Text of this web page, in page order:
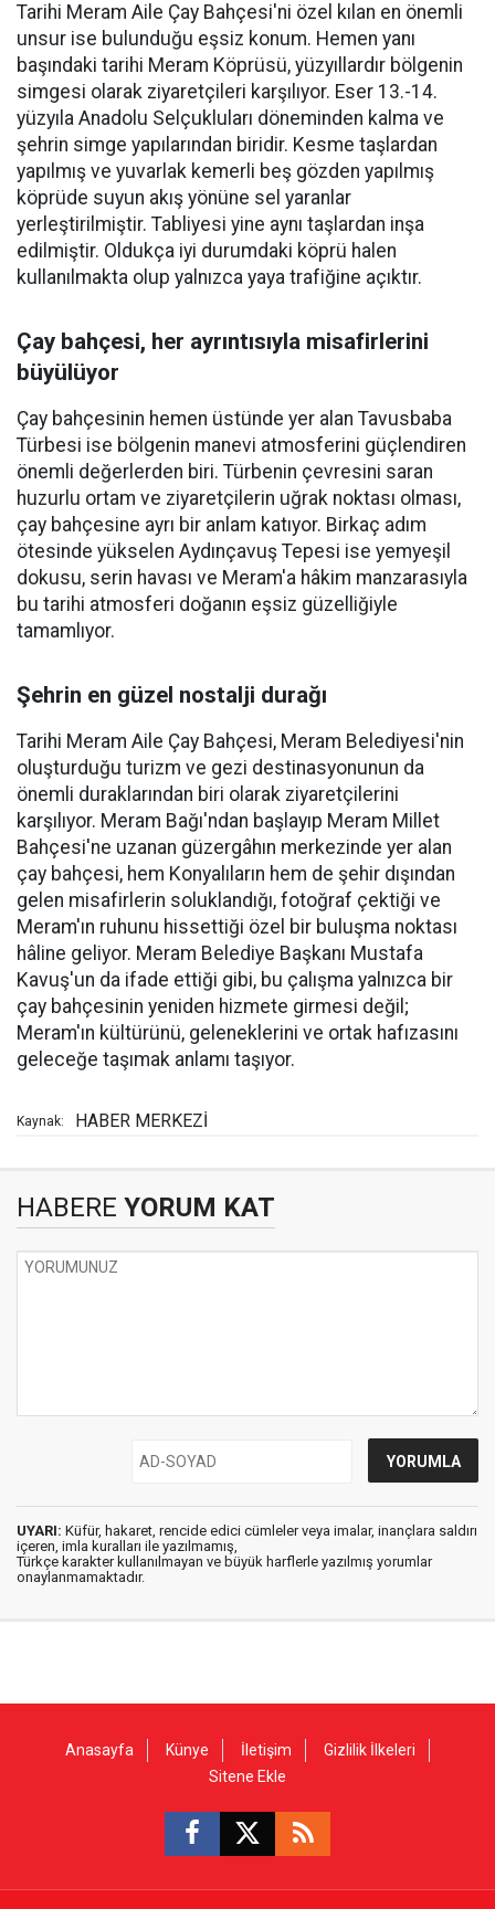
Tarihi Meram Aile Çay Bahçesi'ni özel kılan en önemli
unsur ise bulunduğu eşsiz konum. Hemen yanı
başındaki tarihi Meram Köprüsü, yüzyıllardır bölgenin
simgesi olarak ziyaretçileri karşılıyor. Eser 13.-14.
yüzyıla Anadolu Selçukluları döneminden kalma ve
şehrin simge yapılarından biridir. Kesme taşlardan
yapılmış ve yuvarlak kemerli beş gözden yapılmış
köprüde suyun akış yönüne sel yaranlar
yerleştirilmiştir. Tabliyesi yine aynı taşlardan inşa
edilmiştir. Oldukça iyi durumdaki köprü halen
kullanılmakta olup yalnızca yaya trafiğine açıktır.
Çay bahçesi, her ayrıntısıyla misafirlerini
büyülüyor
Çay bahçesinin hemen üstünde yer alan Tavusbaba
Türbesi ise bölgenin manevi atmosferini güçlendiren
önemli değerlerden biri. Türbenin çevresini saran
huzurlu ortam ve ziyaretçilerin uğrak noktası olması,
çay bahçesine ayrı bir anlam katıyor. Birkaç adım
ötesinde yükselen Aydınçavuş Tepesi ise yemyeşil
dokusu, serin havası ve Meram'a hâkim manzarasıyla
bu tarihi atmosferi doğanın eşsiz güzelliğiyle
tamamlıyor.
Şehrin en güzel nostalji durağı
Tarihi Meram Aile Çay Bahçesi, Meram Belediyesi'nin
oluşturduğu turizm ve gezi destinasyonunun da
önemli duraklarından biri olarak ziyaretçilerini
karşılıyor. Meram Bağı'ndan başlayıp Meram Millet
Bahçesi'ne uzanan güzergâhın merkezinde yer alan
çay bahçesi, hem Konyalıların hem de şehir dışından
gelen misafirlerin soluklandığı, fotoğraf çektiği ve
Meram'ın ruhunu hissettiği özel bir buluşma noktası
hâline geliyor. Meram Belediye Başkanı Mustafa
Kavuş'un da ifade ettiği gibi, bu çalışma yalnızca bir
çay bahçesinin yeniden hizmete girmesi değil;
Meram'ın kültürünü, geleneklerini ve ortak hafızasını
geleceğe taşımak anlamı taşıyor.
Kaynak: HABER MERKEZİ
HABERE YORUM KAT
UYARI: Küfür, hakaret, rencide edici cümleler veya imalar, inançlara saldırı
içeren, imla kuralları ile yazılmamış,
Türkçe karakter kullanılmayan ve büyük harflerle yazılmış yorumlar
onaylanmamaktadır.
Anasayfa Künye İletişim
Gizlilik İlkeleri
Sitene Ekle